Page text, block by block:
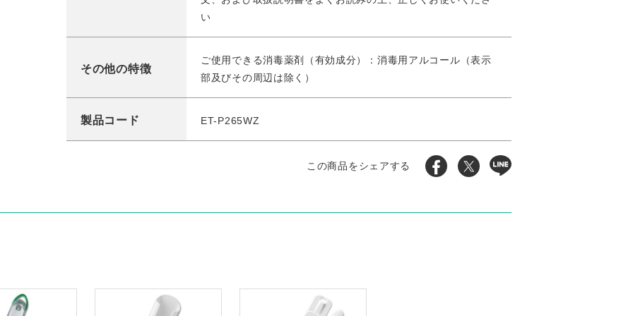
い
その他の特徴
ご使用できる消毒薬剤（有効成分）：消毒用アルコール（表示
部及びその周辺は除く）
製品コード ET-P265WZ
この商品をシェアする